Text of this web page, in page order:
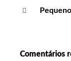
Comentários